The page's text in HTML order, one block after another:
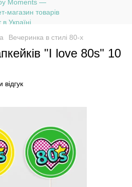
Вечеринка в стилі 80-х
"I love 80s" 10
відгук